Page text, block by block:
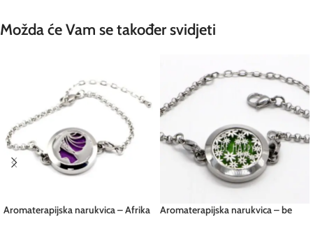
Možda će Vam se također svidjeti
Aromaterapijska narukvica – Afrika
Aromaterapijska narukvica – be